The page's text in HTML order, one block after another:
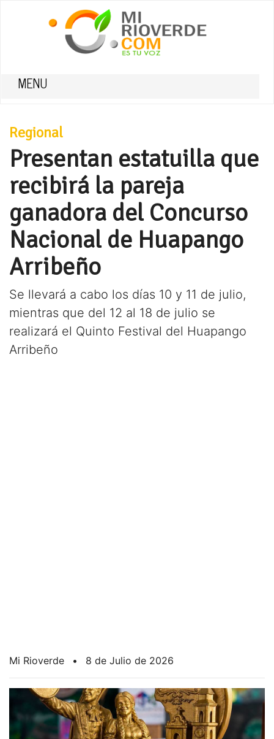
MENU
Regional
Presentan estatuilla que
recibirá la pareja
ganadora del Concurso
Nacional de Huapango
Arribeño
Se llevará a cabo los días 10 y 11 de julio,
mientras que del 12 al 18 de julio se
realizará el Quinto Festival del Huapango
Arribeño
Mi Rioverde • 8 de Julio de 2026